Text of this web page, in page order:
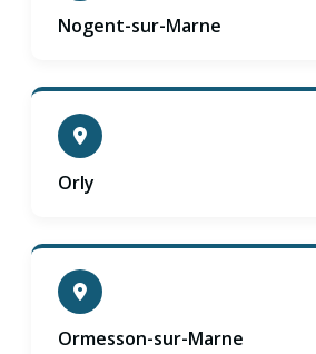
Nogent-sur-Marne
Orly
Ormesson-sur-Marne